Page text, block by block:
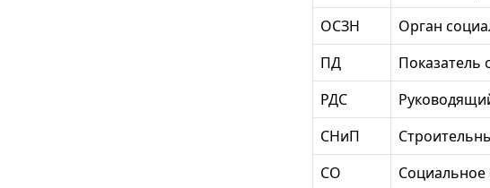
ОСЗН
Орган
ПД
Показатель
РДС
СНиП
СО
Социальное